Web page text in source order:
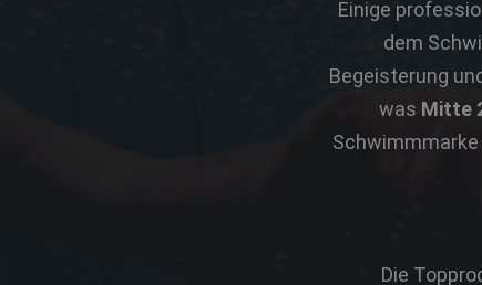
Einige
dem
Begeisterung
was Mitte
Die